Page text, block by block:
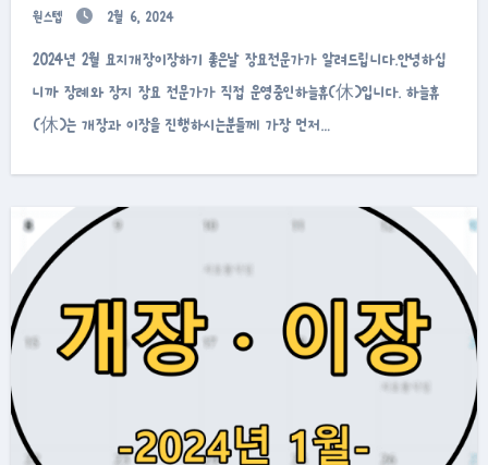
원스텝 2월 6, 2024
2024년 2월 묘지개장이장하기 좋은날 장묘전문가가 알려드립니다.안녕하십
니까 장례와 장지 장묘 전문가가 직접 운영중인하늘휴(休)입니다. 하늘휴
(休)는 개장과 이장을 진행하시는분들께 가장 먼저…